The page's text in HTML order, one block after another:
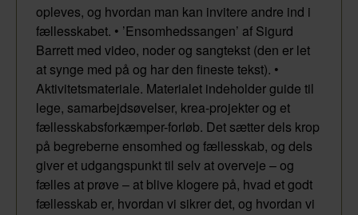
opleves, og hvordan man kan invitere andre ind i
fællesskabet. • ’Ensomhedssangen’ af Sigurd
Barrett med video, noder og sangtekst (den er let
at synge med på og har den fineste tekst). •
Aktivitetsmateriale. Materialet indeholder guide til
lege, samarbejdsøvelser, krea-projekter og et
fællesskabsforkæmper-forløb. Det sætter dels krop
på begreberne ensomhed og fællesskab, og dels
giver et udgangspunkt til selv at overveje – og
fælles at prøve – at blive klogere på, hvad et godt
fællesskab er, hvordan vi sikrer det, og hvordan vi